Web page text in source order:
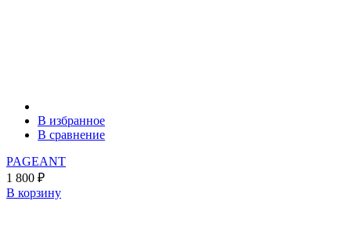
В избранное
В сравнение
PAGEANT
1 800 ₽
В корзину